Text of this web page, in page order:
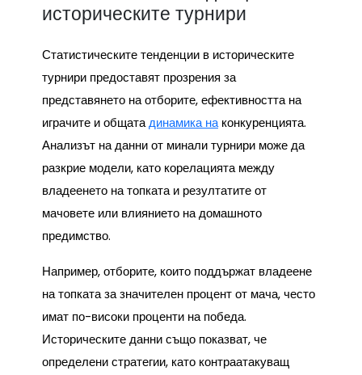
историческите турнири
Статистическите тенденции в историческите
турнири предоставят прозрения за
представянето на отборите, ефективността на
играчите и общатадинамика наконкуренцията.
Анализът на данни от минали турнири може да
разкрие модели, като корелацията между
владеенето на топката и резултатите от
мачовете или влиянието на домашното
предимство.
Например, отборите, които поддържат владеене
на топката за значителен процент от мача, често
имат по-високи проценти на победа.
Историческите данни също показват, че
определени стратегии, като контраатакуващ